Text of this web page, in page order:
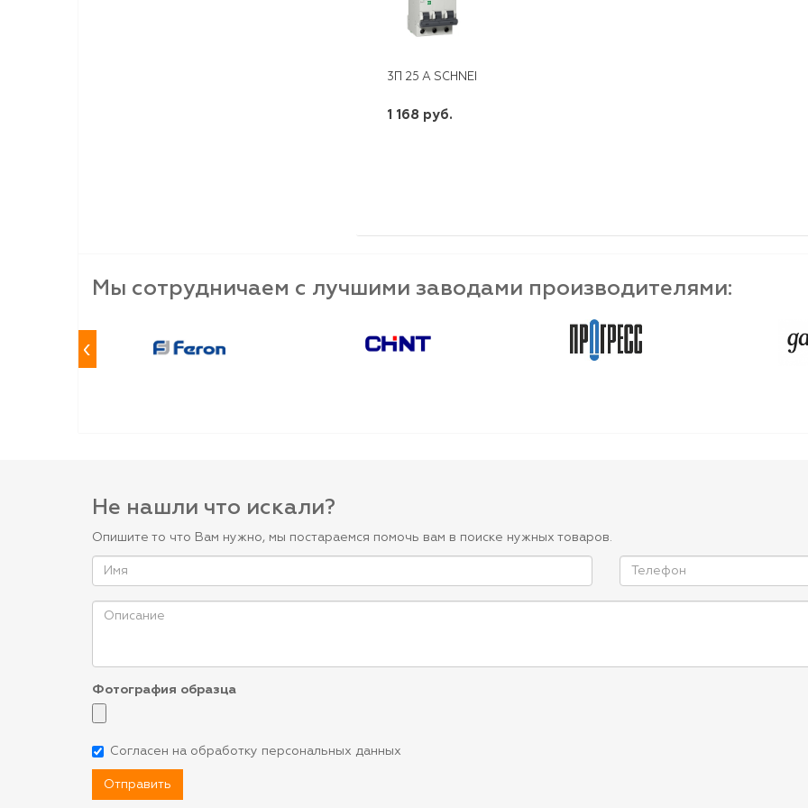
3П 25 А SCHNEIDER
1 168 руб.
Мы сотрудничаем с лучшими заводами производителями:
‹
Не нашли что искали?
Опишите то что Вам нужно, мы постараемся помочь вам в поиске нужных товаров.
Фотография образца
Согласен на обработку персональных данных
Отправить